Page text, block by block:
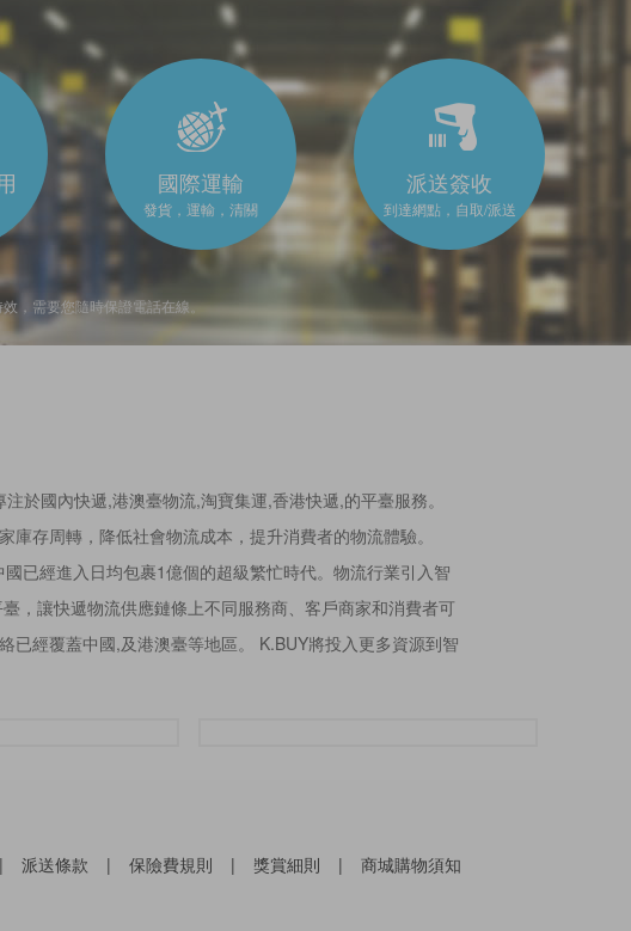
國際運輸
發貨，運輸，清關
派送簽收
到達網點，自取/派送
，需要您隨時保證電話在線。
於國內快遞,港澳臺物流,淘寶集運,香港快遞,的平臺服務。
存周轉，降低社會物流成本，提升消費者的物流體驗。
已經進入日均包裹1億個的超級繁忙時代。物流行業引入智
，讓快遞物流供應鏈條上不同服務商、客戶商家和消費者可
已經覆蓋中國,及港澳臺等地區。 K.BUY將投入更多資源到智
| 派送條款 | 保險費規則 | 獎賞細則 | 商城購物須知